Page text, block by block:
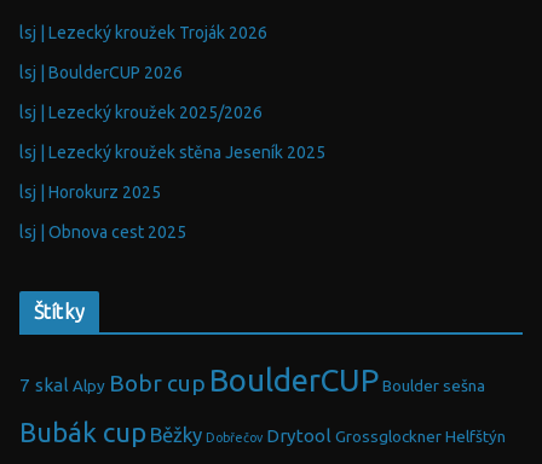
lsj | Lezecký kroužek Troják 2026
lsj | BoulderCUP 2026
lsj | Lezecký kroužek 2025/2026
lsj | Lezecký kroužek stěna Jeseník 2025
lsj | Horokurz 2025
lsj | Obnova cest 2025
Štítky
7 skal Alpy Bobr cup BoulderCUP Boulder sešna
Bubák cup Běžky Dobřečov Drytool Grossglockner Helfštýn